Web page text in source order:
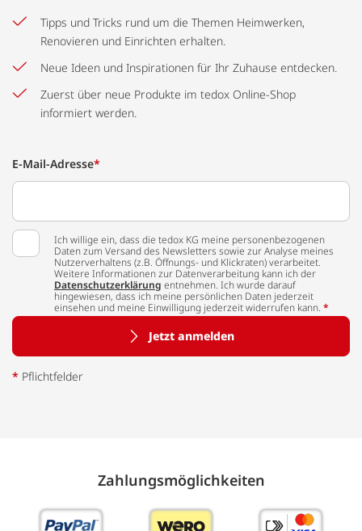
Tipps und Tricks rund um die Themen Heimwerken,
Renovieren und Einrichten erhalten.
Neue Ideen und Inspirationen für Ihr Zuhause entdecken.
Zuerst über neue Produkte im tedox Online-Shop
informiert werden.
E-Mail-Adresse*
Ich willige ein, dass die tedox KG meine personenbezogenen
Daten zum Versand des Newsletters sowie zur Analyse meines
Nutzerverhaltens (z.B. Öffnungs- und Klickraten) verarbeitet.
Weitere Informationen zur Datenverarbeitung kann ich der
Datenschutzerklärung entnehmen. Ich wurde darauf
hingewiesen, dass ich meine persönlichen Daten jederzeit
einsehen und meine Einwilligung jederzeit widerrufen kann. *
Jetzt anmelden
* Pflichtfelder
Zahlungs­möglich­keiten